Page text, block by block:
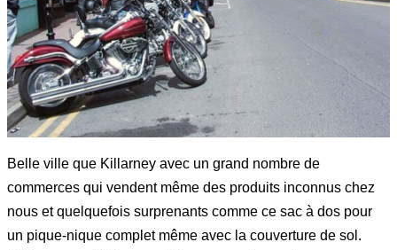
Belle ville que Killarney avec un grand nombre de
commerces qui vendent même des produits inconnus chez
nous et quelquefois surprenants comme ce sac à dos pour
un pique-nique complet même avec la couverture de sol.